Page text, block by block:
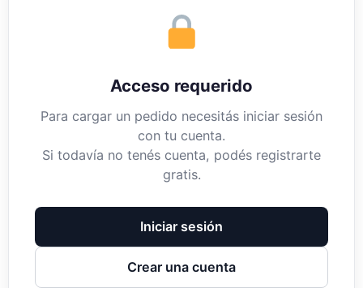
Acceso requerido
Para cargar un pedido necesitás iniciar sesión
con tu cuenta.
Si todavía no tenés cuenta, podés registrarte
gratis.
Iniciar sesión
Crear una cuenta